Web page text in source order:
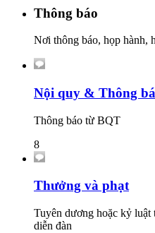
Thông báo
Nơi thông báo, họp hành,
Nội quy & Thông
Thông báo từ BQT
8
Thưởng và phạt
Tuyên dương hoặc kỷ
diễn đàn